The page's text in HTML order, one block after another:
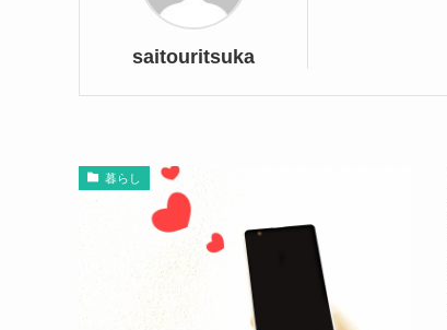
saitouritsuka
暮らし